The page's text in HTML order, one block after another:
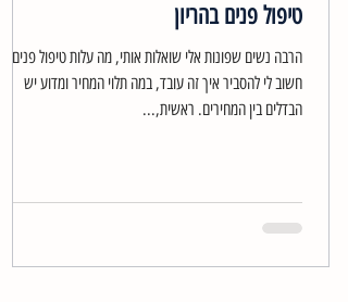
טיפול פנים בהריון
הרבה נשים שפונות אלי שואלות אותי, מה עלות טיפול פנים? אז
חשוב לי להסביר איך זה עובד, במה תלוי המחיר ומדוע יש
הבדלים בין המחירים. ראשית,...